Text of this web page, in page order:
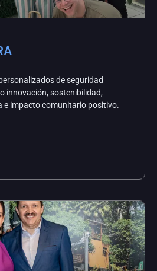
de seguridad
innovación, sostenibilidad,
e impacto comunitario positivo.